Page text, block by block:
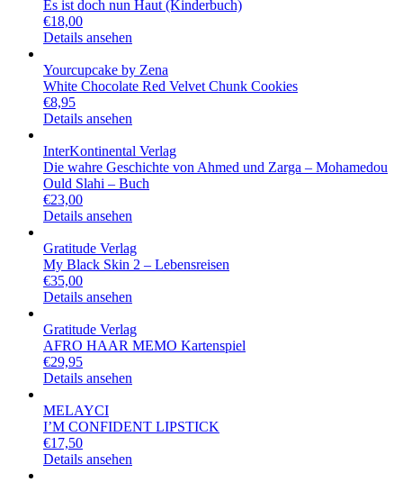
Es ist doch nun Haut (Kinderbuch)
€18,00
Details ansehen
Yourcupcake by Zena
White Chocolate Red Velvet Chunk Cookies
€8,95
Details ansehen
InterKontinental Verlag
Die wahre Geschichte von Ahmed und Zarga – Mohamedou
Ould Slahi – Buch
€23,00
Details ansehen
Gratitude Verlag
My Black Skin 2 – Lebensreisen
€35,00
Details ansehen
Gratitude Verlag
AFRO HAAR MEMO Kartenspiel
€29,95
Details ansehen
MELAYCI
I’M CONFIDENT LIPSTICK
€17,50
Details ansehen